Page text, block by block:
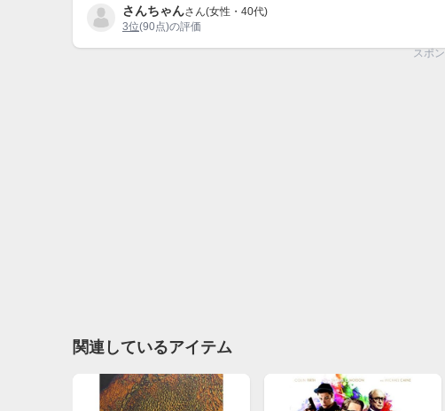
さんちゃんさん(女性・40代)
3位(90点)の評価
スポ
関連しているアイテム